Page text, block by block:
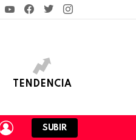
YouTubeFacebook
TwitterInstagram
TENDENCIA
LOGIN
SUBIR